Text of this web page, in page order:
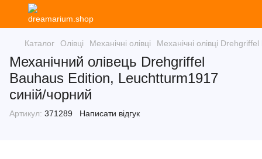
Каталог Олівці Механічні олівці Механічні олівці
Механічний олівець Drehgriffel
Bauhaus Edition, Leuchtturm1917
синій/чорний
Артикул: 371289 Написати відгук